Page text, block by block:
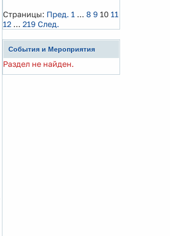
Страницы: Пред. 1 ... 8 9 10 11
12 ... 219 След.
События и Мероприятия
Раздел не найден.